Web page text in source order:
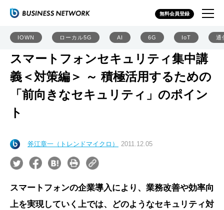
無料会員登録
IOWN ローカル5G AI 6G IoT 通
スマートフォンセキュリティ集中講
義＜対策編＞ ～ 積極活用するための
「前向きなセキュリティ」のポイン
ト
斧江章一（トレンドマイクロ） 2011.12.05
スマートフォンの企業導入により、業務改善や効率向
上を実現していく上では、どのようなセキュリティ対